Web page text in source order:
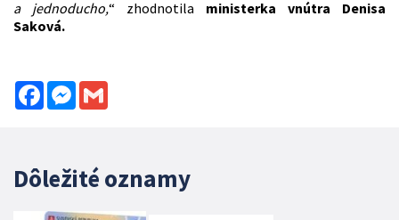
a jednoducho,“ zhodnotila ministerka vnútra Denisa
Saková.
FacebookMessenger
Dôležité oznamy